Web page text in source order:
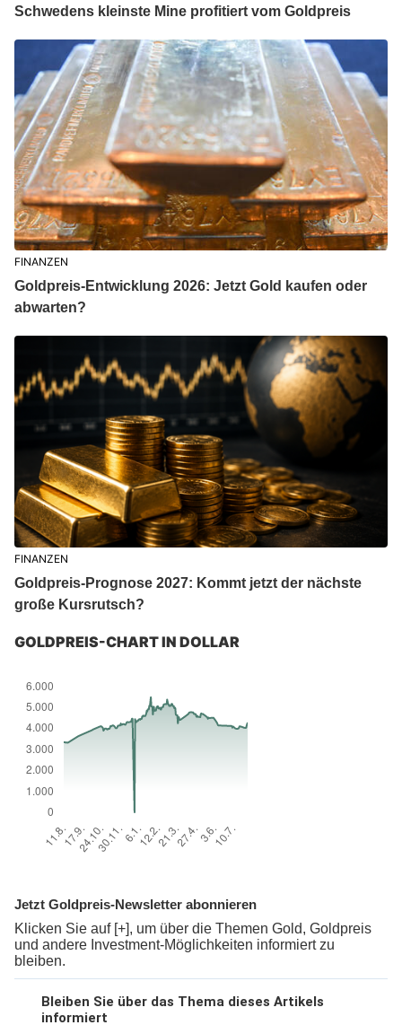
Schwedens kleinste Mine profitiert vom Goldpreis
FINANZEN
Goldpreis-Entwicklung 2026: Jetzt Gold kaufen oder
abwarten?
FINANZEN
Goldpreis-Prognose 2027: Kommt jetzt der nächste
große Kursrutsch?
GOLDPREIS-CHART IN DOLLAR
Jetzt Goldpreis-Newsletter abonnieren
Klicken Sie auf [+], um über die Themen Gold, Goldpreis
und andere Investment-Möglichkeiten informiert zu
bleiben.
Bleiben Sie über das Thema dieses Artikels
informiert